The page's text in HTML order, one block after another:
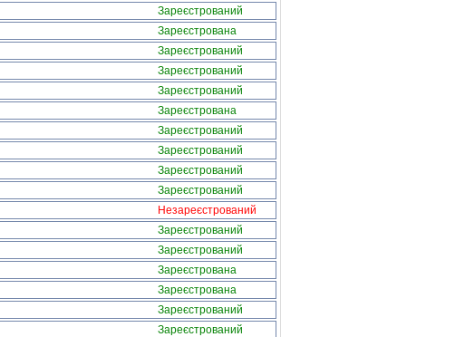
Зареєстрований
Зареєстрована
Зареєстрований
Зареєстрований
Зареєстрований
Зареєстрована
Зареєстрований
Зареєстрований
Зареєстрований
Зареєстрований
Незареєстрований
Зареєстрований
Зареєстрований
Зареєстрована
Зареєстрована
Зареєстрований
Зареєстрований